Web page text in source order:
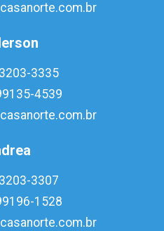
3335
4539
3307
1528